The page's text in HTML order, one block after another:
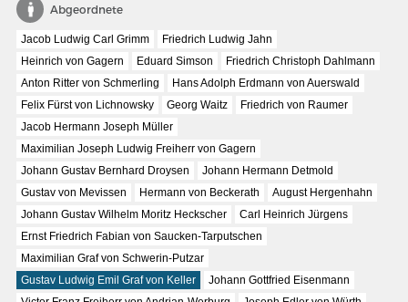
MERIANS DEUTSCHLAND 1642 - 1654
Interaktive Karte
Impressum
Abgeordnete
Jacob Ludwig Carl Grimm
Friedrich Ludwig Jahn
Heinrich von Gagern
Eduard Simson
Friedrich Christoph Dahlmann
Anton Ritter von Schmerling
Hans Adolph Erdmann von Auerswald
Felix Fürst von Lichnowsky
Georg Waitz
Friedrich von Raumer
Jacob Hermann Joseph Müller
Maximilian Joseph Ludwig Freiherr von Gagern
Johann Gustav Bernhard Droysen
Johann Hermann Detmold
Gustav von Mevissen
Hermann von Beckerath
August Hergenhahn
Johann Gustav Wilhelm Moritz Heckscher
Carl Heinrich Jürgens
Ernst Friedrich Fabian von Saucken-Tarputschen
Maximilian Graf von Schwerin-Putzar
Gustav Ludwig Emil Graf von Keller
Johann Gottfried Eisenmann